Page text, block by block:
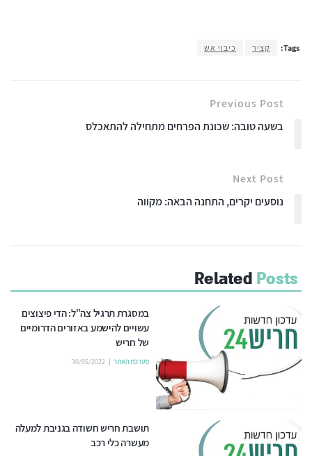
Tags: קציר כיבוי אש
Previous Post
בשעה טובה: שכונת הפרחים מתחילה להתאכלס
Next Post
נוסעים יקרים, התחנה הבאה: מקווה
Related Posts
במסגרת תרגיל צה"ל: הדי פיצוצים
עשויים להישמע באזורים הדרומיים
של חריש
מערכת האתר 30/05/2022
תושבת חריש חשודה בגניבת למעלה
מעשרה כלי רכב